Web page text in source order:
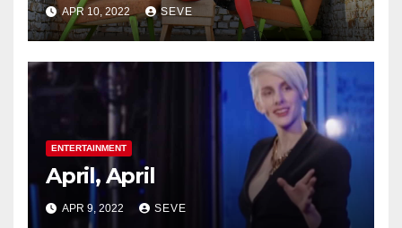
APR 10, 2022 SEVE
ENTERTAINMENT
April, April
APR 9, 2022 SEVE